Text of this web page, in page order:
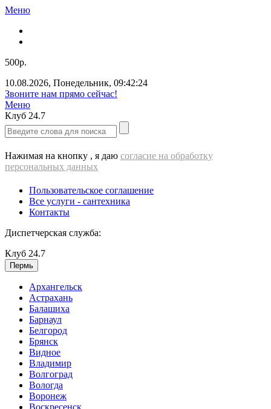
Меню
500р.
10.08.2026, Понедельник, 09:42:24
Звоните нам прямо сейчас!
Меню
Клуб 24.7
Нажимая на кнопку , я даю согласие на обработку
персональных данных
Пользовательское соглашение
Все услуги - cантехника
Контакты
Диспетчерская служба:
Клуб 24.7
Пермь
Архангельск
Астрахань
Балашиха
Барнаул
Белгород
Брянск
Видное
Владимир
Волгоград
Вологда
Воронеж
Воскресенск